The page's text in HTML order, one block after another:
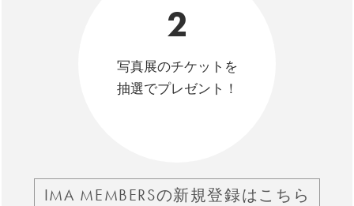
2
写真展のチケットを
抽選でプレゼント！
IMA MEMBERSの新規登録はこちら